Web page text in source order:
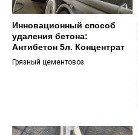
Инновационный способ
удаления бетона:
Антибетон 5л. Концентрат
Грязный цементовоз